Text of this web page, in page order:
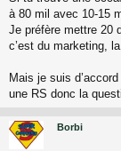
à 80 mil avec 10-15
Je préfère mettre 20
c’est du marketing,
Mais je suis
une RS donc la
Borbi